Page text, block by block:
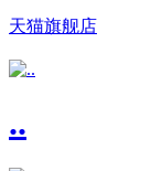
天猫旗舰店
..